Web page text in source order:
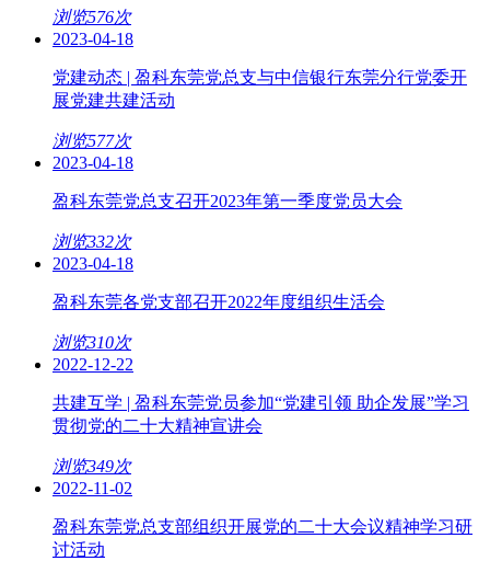
浏览576次
2023-04-18
党建动态 | 盈科东莞党总支与中信银行东莞分行党委开
展党建共建活动
浏览577次
2023-04-18
盈科东莞党总支召开2023年第一季度党员大会
浏览332次
2023-04-18
盈科东莞各党支部召开2022年度组织生活会
浏览310次
2022-12-22
共建互学 | 盈科东莞党员参加“党建引领 助企发展”学习
贯彻党的二十大精神宣讲会
浏览349次
2022-11-02
盈科东莞党总支部组织开展党的二十大会议精神学习研
讨活动